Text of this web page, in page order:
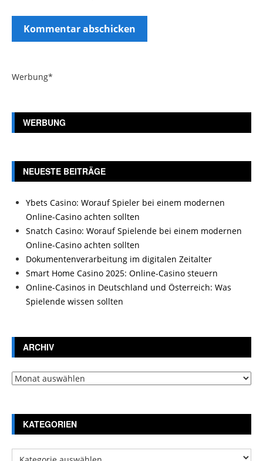
Werbung*
WERBUNG
NEUESTE BEITRÄGE
Ybets Casino: Worauf Spieler bei einem modernen
Online-Casino achten sollten
Snatch Casino: Worauf Spielende bei einem modernen
Online-Casino achten sollten
Dokumentenverarbeitung im digitalen Zeitalter
Smart Home Casino 2025: Online-Casino steuern
Online-Casinos in Deutschland und Österreich: Was
Spielende wissen sollten
ARCHIV
Archiv
KATEGORIEN
Kategorien